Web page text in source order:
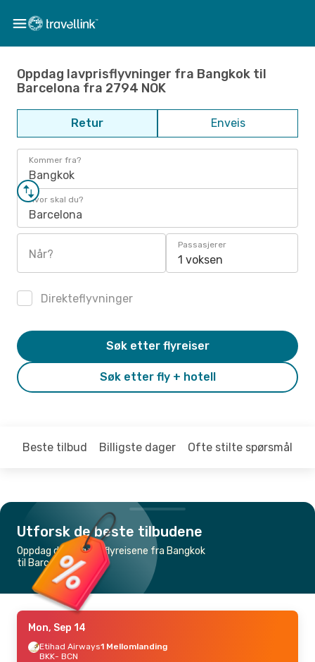
Oppdag lavprisflyvninger fra Bangkok til
Barcelona fra 2794 NOK
Retur Enveis
Kommer fra?
Bangkok
Hvor skal du?
Barcelona
Når?
Passasjerer
1 voksen
Direkteflyvninger
Søk etter fly + hotell
Søk etter flyreiser
Beste tilbud Billigste dager Ofte stilte spørsmål
Utforsk de beste tilbudene
Oppdag de billigste flyreisene fra Bangkok
til Barcelona
Mon, Sep 14
Etihad Airways1 Mellomlanding
BKK- BCN